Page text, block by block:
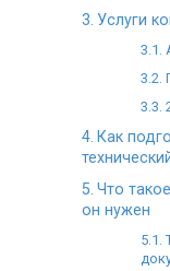
Услуги
Как
Что
он нужен